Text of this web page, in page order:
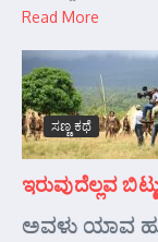
Read More
ಸಣ್ಣ ಕಥೆ
ಇರುವುದೆಲ್ಲವ
ಅವಳು ಯಾವ